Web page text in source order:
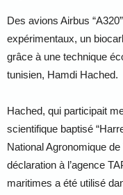
Des avions Airbus
expérimentaux, un
grâce à une technique
tunisien, Hamdi Hached.
Hached, qui participait
scientifique baptisé
National Agronomique
déclaration à l’agence
maritimes a été utilisé